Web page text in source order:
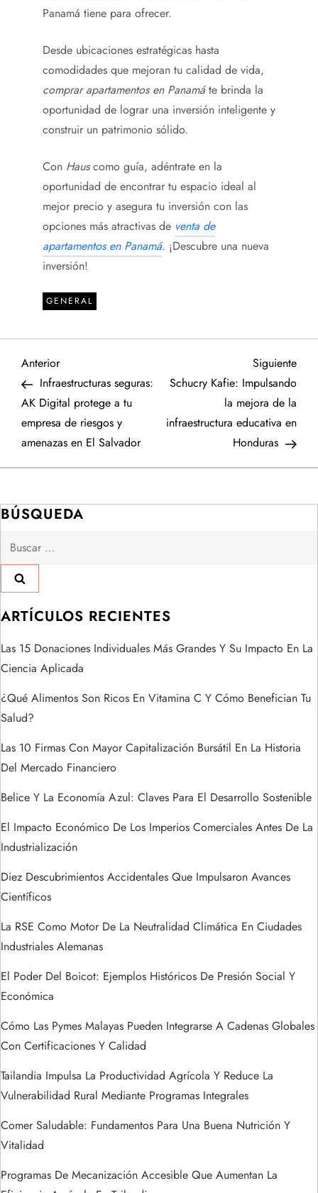
Panamá tiene para ofrecer.
Desde ubicaciones estratégicas hasta
comodidades que mejoran tu calidad de vida,
comprar apartamentos en Panamáte brinda la
oportunidad de lograr una inversión inteligente y
construir un patrimonio sólido.
Con Hauscomo guía, adéntrate en la
oportunidad de encontrar tu espacio ideal al
mejor precio y asegura tu inversión con las
opciones más atractivas de venta de
apartamentos en Panamá. ¡Descubre una nueva
inversión!
GENERAL
N
a
v
e
g
a
c
i
ó
n
d
e
e
n
t
r
a
d
a
s
Entrada
anterior
Anterior
Infraestructuras seguras:
AK Digital protege a tu
empresa de riesgos y
amenazas en El Salvador
Siguiente
Schucry Kafie: Impulsando
la mejora de la
infraestructura educativa en
Honduras
BÚSQUEDA
Buscar:
ARTÍCULOS RECIENTES
Las 15 Donaciones Individuales Más Grandes Y Su Impacto En La
Ciencia Aplicada
¿Qué Alimentos Son Ricos En Vitamina C Y Cómo Benefician Tu
Salud?
Las 10 Firmas Con Mayor Capitalización Bursátil En La Historia
Del Mercado Financiero
Belice Y La Economía Azul: Claves Para El Desarrollo Sostenible
El Impacto Económico De Los Imperios Comerciales Antes De La
Industrialización
Diez Descubrimientos Accidentales Que Impulsaron Avances
Científicos
La RSE Como Motor De La Neutralidad Climática En Ciudades
Industriales Alemanas
El Poder Del Boicot: Ejemplos Históricos De Presión Social Y
Económica
Cómo Las Pymes Malayas Pueden Integrarse A Cadenas Globales
Con Certificaciones Y Calidad
Tailandia Impulsa La Productividad Agrícola Y Reduce La
Vulnerabilidad Rural Mediante Programas Integrales
Comer Saludable: Fundamentos Para Una Buena Nutrición Y
Vitalidad
Programas De Mecanización Accesible Que Aumentan La